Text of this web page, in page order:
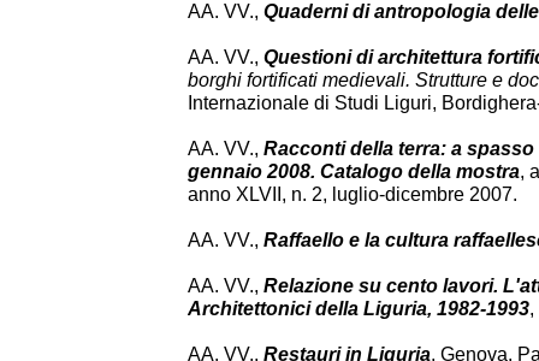
AA. VV., Quaderni di antropologia
AA. VV., Questioni di architettura
borghi fortificati medievali. Strutture e
Internazionale di Studi Liguri,
AA. VV., Racconti della terra: a
gennaio 2008. Catalogo della mostra,
anno XLVII, n. 2, luglio-dicembre 2007.
AA. VV., Raffaello e la cultura
AA. VV., Relazione su cento lavori.
Architettonici della Liguria, 1982-1993,
AA. VV., Restauri in Liguria, Genova,